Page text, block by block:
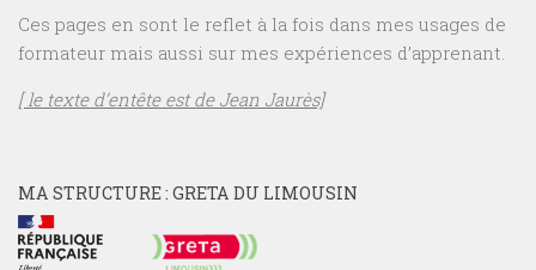
Ces pages en sont le reflet à la fois dans mes usages de
formateur mais aussi sur mes expériences d’apprenant.
[ le texte d’entête est de Jean Jaurès]
MA STRUCTURE : GRETA DU LIMOUSIN